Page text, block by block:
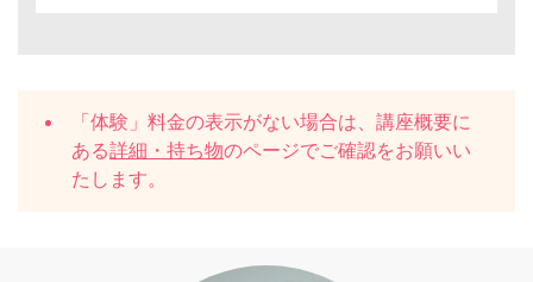
「体験」料金の表示がない場合は、講座概要に
ある詳細・持ち物のページでご確認をお願いい
たします。